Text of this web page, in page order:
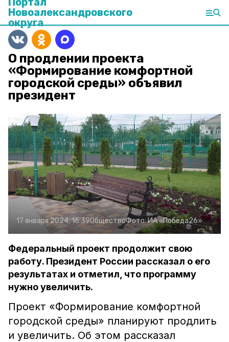
Новоалександровского
округа
О продлении проекта
«Формирование комфортной
городской среды» объявил
президент
17 января 2024, 16:39ОбществоФото:ИА «Победа26»
Федеральный проект продолжит свою
работу. Президент России рассказал о его
результатах и отметил, что программу
нужно увеличить.
Проект «Формирование комфортной
городской среды» планируют продлить
и увеличить. Об этом рассказал